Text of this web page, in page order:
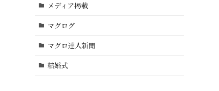
メディア掲載
マグログ
マグロ達人新聞
結婚式